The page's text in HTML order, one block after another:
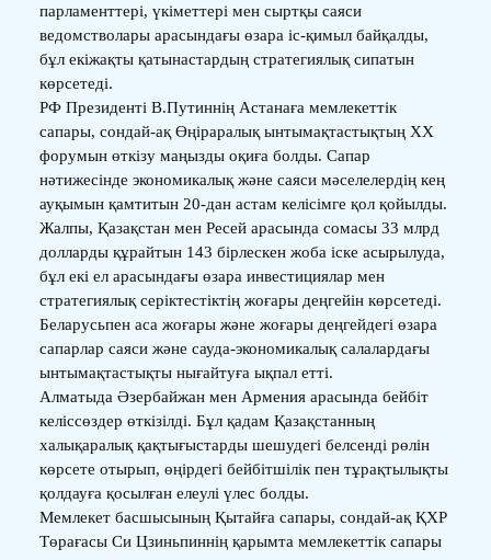
парламенттері, үкіметтері мен сыртқы саяси
ведомстволары арасындағы өзара іс-қимыл байқалды,
бұл екіжақты қатынастардың стратегиялық сипатын
көрсетеді.
РФ Президенті В.Путиннің Астанаға мемлекеттік
сапары, сондай-ақ Өңіраралық ынтымақтастықтың XX
форумын өткізу маңызды оқиға болды. Сапар
нәтижесінде экономикалық және саяси мәселелердің кең
ауқымын қамтитын 20-дан астам келісімге қол қойылды.
Жалпы, Қазақстан мен Ресей арасында сомасы 33 млрд
долларды құрайтын 143 бірлескен жоба іске асырылуда,
бұл екі ел арасындағы өзара инвестициялар мен
стратегиялық серіктестіктің жоғары деңгейін көрсетеді.
Беларусьпен аса жоғары және жоғары деңгейдегі өзара
сапарлар саяси және сауда-экономикалық салалардағы
ынтымақтастықты нығайтуға ықпал етті.
Алматыда Әзербайжан мен Армения арасында бейбіт
келіссөздер өткізілді. Бұл қадам Қазақстанның
халықаралық қақтығыстарды шешудегі белсенді рөлін
көрсете отырып, өңірдегі бейбітшілік пен тұрақтылықты
қолдауға қосылған елеулі үлес болды.
Мемлекет басшысының Қытайға сапары, сондай-ақ ҚХР
Төрағасы Си Цзиньпиннің қарымта мемлекеттік сапары